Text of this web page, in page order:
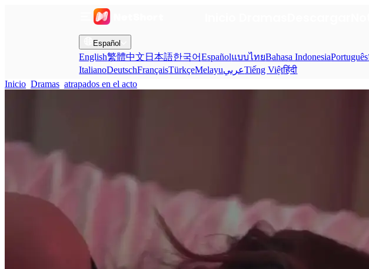
Español
English繁體中文 日本語한국어EspañolแบบไทยBahasa IndonesiaPortuguês
ItalianoDeutschFrançaisTürkçeMelayuعربيTiếng Việtहिंदी
Inicio Dramas atrapados en el acto